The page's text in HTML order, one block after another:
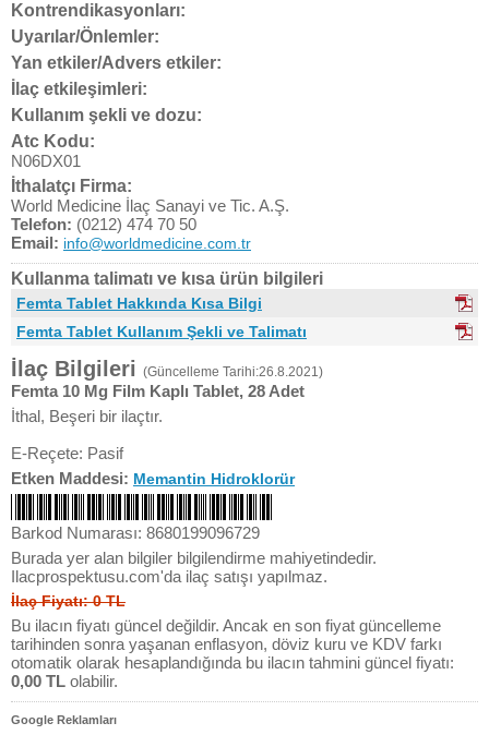
Kontrendikasyonları:
Uyarılar/Önlemler:
Yan etkiler/Advers etkiler:
İlaç etkileşimleri:
Kullanım şekli ve dozu:
Atc Kodu:
N06DX01
İthalatçı Firma:
World Medicine İlaç Sanayi ve Tic. A.Ş.
Telefon: (0212) 474 70 50
Email: info@worldmedicine.com.tr
Kullanma talimatı ve kısa ürün bilgileri
Femta Tablet Hakkında Kısa Bilgi
Femta Tablet Kullanım Şekli ve Talimatı
İlaç Bilgileri (Güncelleme Tarihi:26.8.2021)
Femta 10 Mg Film Kaplı Tablet, 28 Adet
İthal, Beşeri bir ilaçtır.
E-Reçete: Pasif
Etken Maddesi: Memantin Hidroklorür
Barkod Numarası: 8680199096729
Burada yer alan bilgiler bilgilendirme mahiyetindedir.
Ilacprospektusu.com'da ilaç satışı yapılmaz.
İlaç Fiyatı: 0 TL
Bu ilacın fiyatı güncel değildir. Ancak en son fiyat güncelleme
tarihinden sonra yaşanan enflasyon, döviz kuru ve KDV farkı
otomatik olarak hesaplandığında bu ilacın tahmini güncel fiyatı:
0,00 TL olabilir.
Google Reklamları